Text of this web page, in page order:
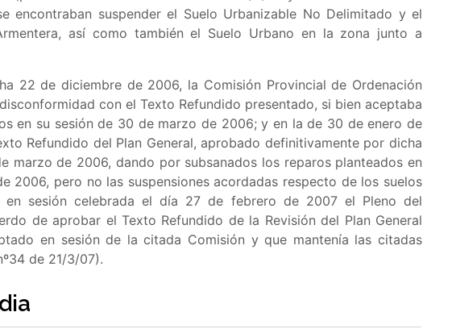
encontraban suspender el Suelo Urbanizable No Delimitado y el
así como también el Suelo Urbano en la zona junto a
22 de diciembre de 2006, la Comisión Provincial de Ordenación
con el Texto Refundido presentado, si bien aceptaba
en su sesión de 30 de marzo de 2006; y en la de 30 de enero de
Refundido del Plan General, aprobado definitivamente por dicha
marzo de 2006, dando por subsanados los reparos planteados en
2006, pero no las suspensiones acordadas respecto de los suelos
en sesión celebrada el día 27 de febrero de 2007 el Pleno del
de aprobar el Texto Refundido de la Revisión del Plan General
en sesión de la citada Comisión y que mantenía las citadas
de 21/3/07).